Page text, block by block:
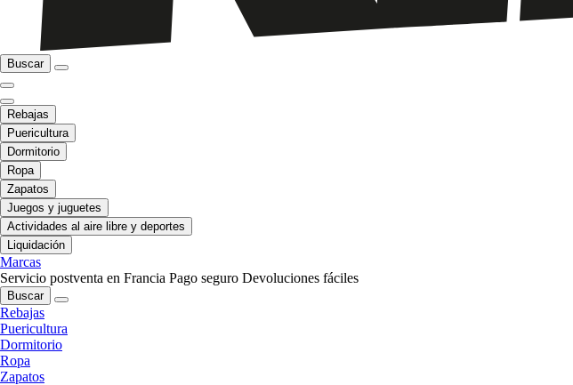
Buscar
Rebajas
Puericultura
Dormitorio
Ropa
Zapatos
Juegos y juguetes
Actividades al aire libre y deportes
Liquidación
Marcas
Servicio postventa en Francia Pago seguro Devoluciones fáciles
Buscar
Rebajas
Puericultura
Dormitorio
Ropa
Zapatos